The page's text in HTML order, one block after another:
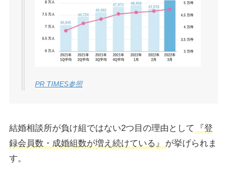
PR TIMES参照
結婚相談所が負け組ではない2つ目の理由として
『登
録会員数・成婚組数が増え続けている』
が挙げられま
す。